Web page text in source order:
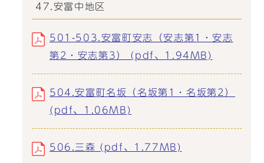
47.安富中地区
501-503.安富町安志（安志第1・安志
第2・安志第3） (pdf、1.94MB)
504.安富町名坂（名坂第1・名坂第2）
(pdf、1.06MB)
506.三森 (pdf、1.77MB)